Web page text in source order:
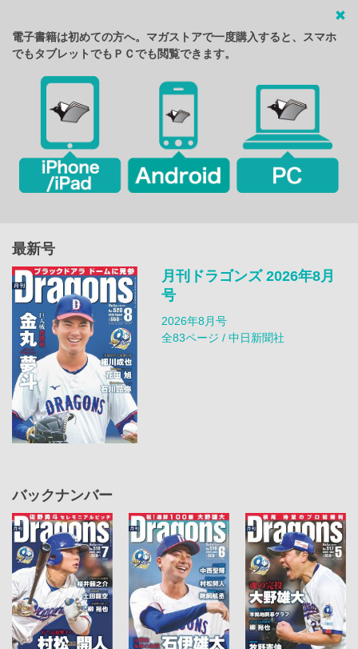
電子書籍は初めての方へ。マガストアで一度購入すると、スマホ
でもタブレットでもＰＣでも閲覧できます。
最新号
月刊ドラゴンズ 2026年8月
号
2026年8月号
全83ページ / 中日新聞社
バックナンバー